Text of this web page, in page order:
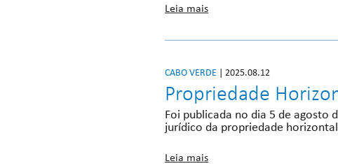
Leia mais
CABO VERDE | 2025.08.12
Propriedade
Foi publicada no dia 5 de agosto
jurídico da propriedade
Leia mais